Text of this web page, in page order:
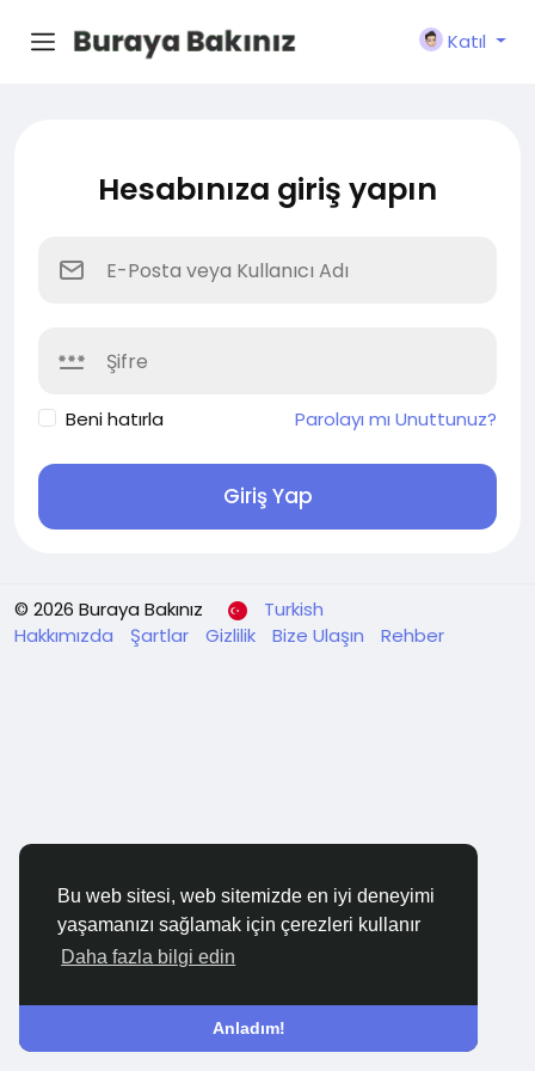
Bu web sitesi, web sitemizde en iyi deneyimi
yaşamanızı sağlamak için çerezleri kullanır
Daha fazla bilgi edin
Anladım!
Katıl
Hesabınıza giriş yapın
Beni hatırla Parolayı mı Unuttunuz?
Giriş Yap
© 2026 Buraya Bakınız
Turkish
Hakkımızda
Şartlar Gizlilik Bize Ulaşın Rehber